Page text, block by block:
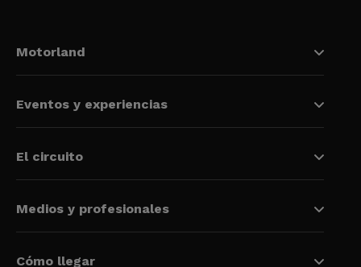
Motorland
Eventos y experiencias
El circuito
Medios y profesionales
Cómo llegar